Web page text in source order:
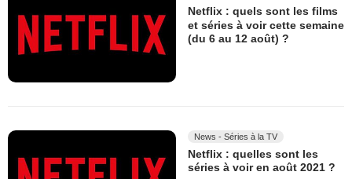
Netflix : quels sont les films
et séries à voir cette semaine
(du 6 au 12 août) ?
News - Séries à la TV
Netflix : quelles sont les
séries à voir en août 2021 ?